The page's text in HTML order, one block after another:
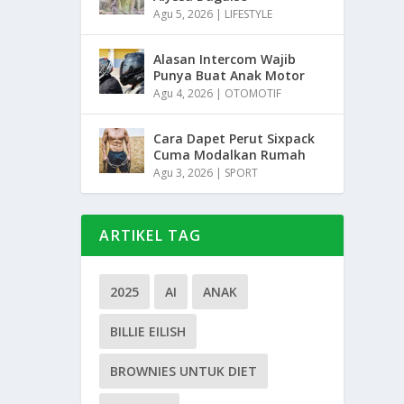
Agu 5, 2026 | LIFESTYLE
Alasan Intercom Wajib
Punya Buat Anak Motor
Agu 4, 2026 | OTOMOTIF
Cara Dapet Perut Sixpack
Cuma Modalkan Rumah
Agu 3, 2026 | SPORT
ARTIKEL TAG
2025 AI ANAK
BILLIE EILISH
BROWNIES UNTUK DIET